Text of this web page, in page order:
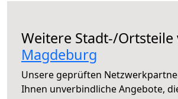
Weitere Stadt-/Ortsteile
Magdeburg
Unsere geprüften
Ihnen unverbindliche Angebote,